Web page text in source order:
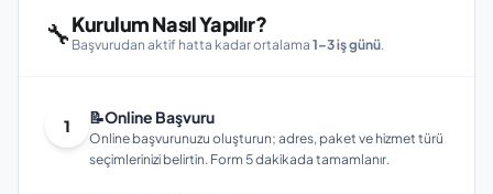
🔧Kurulum Nasıl Yapılır?
Başvurudan aktif hatta kadar ortalama 1–3 iş günü.
1 📝Online Başvuru
Online başvurunuzu oluşturun; adres, paket ve hizmet türü
seçimlerinizi belirtin. Form 5 dakikada tamamlanır.